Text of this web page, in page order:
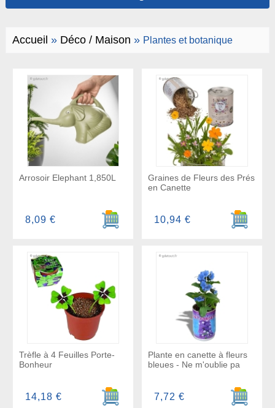
Accueil » Déco / Maison » Plantes et botanique
Arrosoir Elephant 1,850L
Ajouter au panier
8,09 €
Graines de Fleurs des Prés
en Canette
Ajouter
10,94 €
Trèfle à 4 Feuilles Porte-
Bonheur
Ajouter au panier
14,18 €
Plante en canette à fleurs
bleues - Ne m'oublie pa
Ajouter
7,72 €